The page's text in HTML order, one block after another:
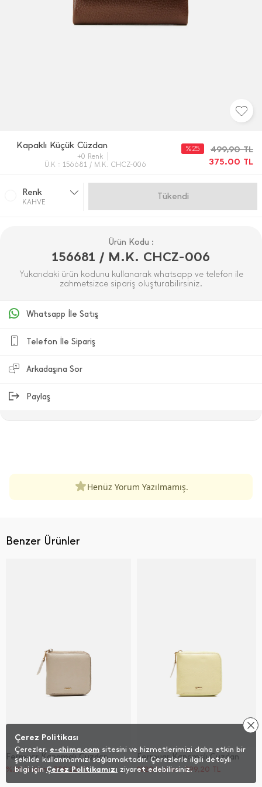
Kapaklı Küçük Cüzdan
+0 Renk
Ü.K : 156681 / M.K. CHCZ-006
499,90TL
375,00 TL
%25
Renk
KAHVE
Gelince Haber Ver
Ürün Kodu :
156681 / M.K. CHCZ-006
Yukarıdaki ürün kodunu kullanarak whatsapp ve telefon ile
zahmetsizce sipariş oluşturabilirsiniz.
Whatsapp İle Satış
Telefon İle Sipariş
Arkadaşına Sor
Paylaş
Henüz Yorum Yazılmamış.
Benzer Ürünler
Fermuar Kapamalı Cüzdan
%20 İndirim 399,20TL
Fermuar Kapamalı Cüzdan
%20 İndirim 399,20 TL
Çerez Politikası
Çerezler, e-chima.com sitesini ve hizmetlerimizi daha etkin bir
şekilde kullanmamızı sağlamaktadır. Çerezlerle ilgili detaylı
bilgi içinÇerez Politikamızı ziyaret edebilirsiniz.